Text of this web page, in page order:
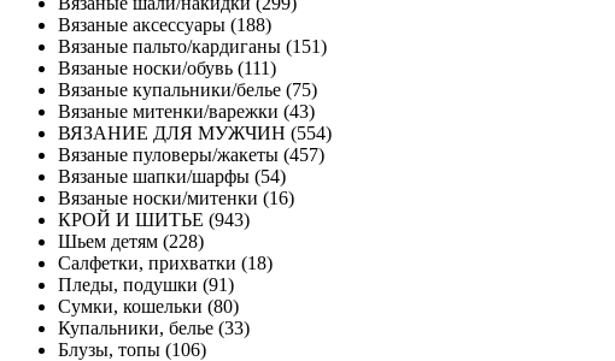
Вязаные аксессуары (188)
Вязаные пальто/кардиганы (151)
Вязаные носки/обувь (111)
Вязаные купальники/белье (75)
Вязаные митенки/варежки (43)
ВЯЗАНИЕ ДЛЯ МУЖЧИН (554)
Вязаные пуловеры/жакеты (457)
Вязаные шапки/шарфы (54)
Вязаные носки/митенки (16)
КРОЙ И ШИТЬЕ (943)
Шьем детям (228)
Салфетки, прихватки (18)
Пледы, подушки (91)
Сумки, кошельки (80)
Купальники, белье (33)
Блузы, топы (106)